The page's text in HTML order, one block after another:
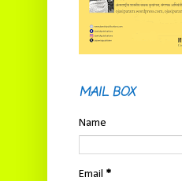
MAIL BOX
Name
Email *